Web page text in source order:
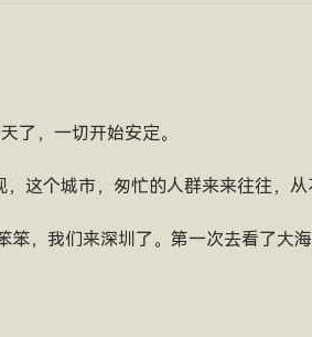
了，一切开始安定。
这个城市，匆忙的人群来来往往，
，我们来深圳了。第一次去看了大